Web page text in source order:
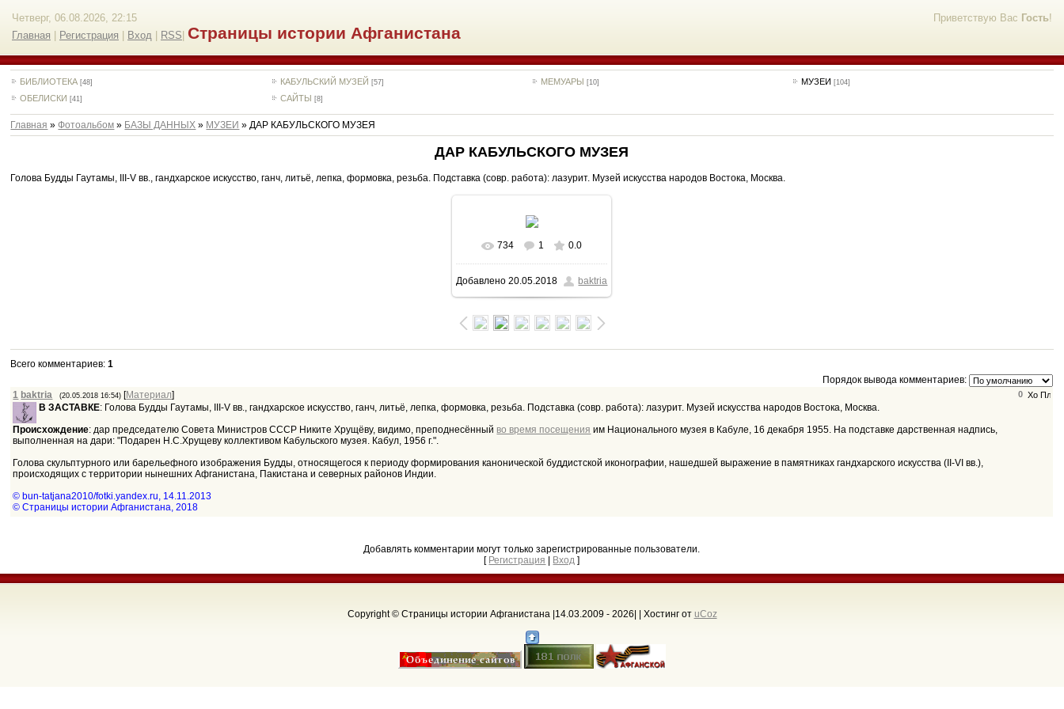
Приветствую Вас Гость!
Четверг, 06.08.2026, 22:15
Главная
Регистрация Вход RSS Страницы истории Афганистана
БИБЛИОТЕКА [48] КАБУЛЬСКИЙ МУЗЕЙ [57] МЕМУАРЫ [10] МУЗЕИ [104]
ОБЕЛИСКИ [41] САЙТЫ [8]
Главная »Фотоальбом » БАЗЫ ДАННЫХ » МУЗЕИ » ДАР КАБУЛЬСКОГО МУЗЕЯ
ДАР КАБУЛЬСКОГО МУЗЕЯ
Голова Будды Гаутамы, III-V вв., гандхарское искусство, ганч, литьё, лепка, формовка, резьба. Подставка (совр. работа): лазурит. Музей искусства народов Востока, Москва.
В реальном размере
559x800/ 192.7Kb
734 1 0.0
Добавлено 20.05.2018 baktria
Всего комментариев:1
Порядок вывода комментариев:
0
1 baktria (20.05.2018 16:54) [Материал]
В ЗАСТАВКЕ: Голова Будды Гаутамы, III-V вв., гандхарское искусство, ганч, литьё, лепка, формовка, резьба. Подставка (совр. работа): лазурит. Музей искусства народов Востока, Москва.
Происхождение: дар председателю Совета Министров СССР Никите Хрущёву, видимо, преподнесённый во время посещения им Национального музея в Кабуле, 16 декабря 1955. На подставке дарственная надпись,
выполненная на дари: "Подарен Н.С.Хрущеву коллективом Кабульского музея. Кабул, 1956 г.".
Голова скульптурного или барельефного изображения Будды, относящегося к периоду формирования канонической буддистской иконографии, нашедшей выражение в памятниках гандхарского искусства (II-VI вв.),
происходящих с территории нынешних Афганистана, Пакистана и северных районов Индии.
© bun-tatjana2010/fotki.yandex.ru, 14.11.2013
© Страницы истории Афганистана, 2018
Добавлять комментарии могут только зарегистрированные пользователи.
[ Регистрация Вход ]
Copyright © Страницы истории Афганистана |14.03.2009 - 2026 Хостинг от uCoz